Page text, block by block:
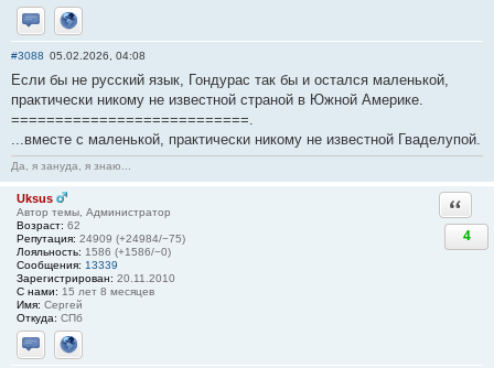
Отправить личное сообщение
Сайт
#3088 05.02.2026, 04:08
Если бы не русский язык, Гондурас так бы и остался маленькой,
практически никому не известной страной в Южной Америке.
===========================.
...вместе с маленькой, практически никому не известной Гваделупой.
Да, я зануда, я знаю...
Uksus
Автор темы, Администратор
Возраст: 62
Репутация: 24909 (+24984/−75)
Лояльность: 1586 (+1586/−0)
Сообщения: 13339
Зарегистрирован: 20.11.2010
С нами: 15 лет 8 месяцев
Имя: Сергей
Откуда: СПб
Отправить личное сообщение
Сайт
4